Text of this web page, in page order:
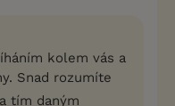
kolem vás a
Snad rozumíte
tím daným